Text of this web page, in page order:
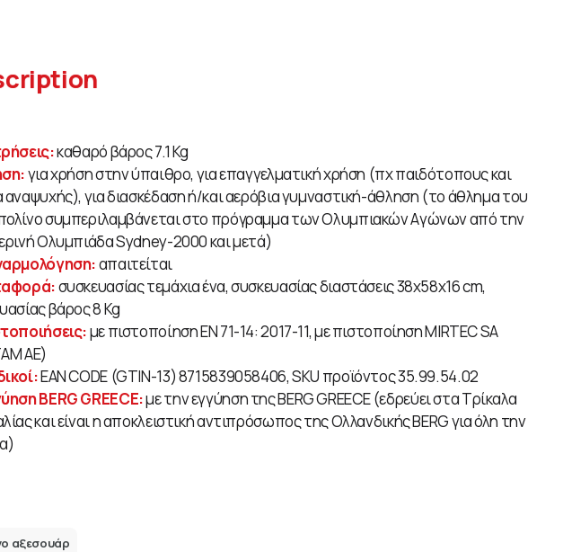
καθαρό βάρος 7.1 Kg
για χρήση στην ύπαιθρο, για επαγγελματική χρήση (πχ παιδότοπους και
για διασκέδαση ή/και αερόβια γυμναστική-άθληση (το άθλημα του
συμπεριλαμβάνεται στο πρόγραμμα των Ολυμπιακών Aγώνων από την
Ολυμπιάδα Sydney-2000 και μετά)
απαιτείται
συσκευασίας τεμάχια ένα, συσκευασίας διαστάσεις 38x58x16 cm,
βάρος 8 Kg
με πιστοποίηση ΕΝ 71-14: 2017-11, με πιστοποίηση MIRTEC SA
ΑΕ)
EAN CODE (GTIN-13) 8715839058406, SKU προϊόντος 35.99.54.02
BERG GREECE:με την εγγύηση της BERG GREECE (εδρεύει στα Τρίκαλα
και είναι η αποκλειστική αντιπρόσωπος της Ολλανδικής BERG για όλη την
αξεσουάρ